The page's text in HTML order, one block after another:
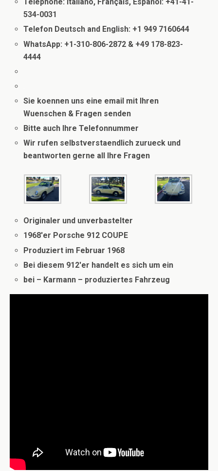
534-0031
Telefon Deutsch and English: +1 949 7160644
WhatsApp: +1-310-806-2872 & +49 178-823-
4444
Sie koennen uns eine email mit Ihren
Wuenschen & Fragen senden
Bitte auch Ihre Telefonnummer
Wir rufen selbstverstaendlich zurueck und
beantworten gerne all Ihre Fragen
Originaler und unverbastelter
1968′er Porsche 912 COUPE
Produziert im Februar 1968
Bei diesem 912′er handelt es sich um ein
bei – Karmann – produziertes Fahrzeug